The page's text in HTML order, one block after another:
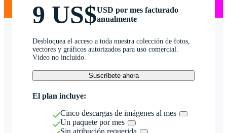
9 US$USD por mes facturado
anualmente
Desbloquea el acceso a toda nuestra colección de fotos,
vectores y gráficos autorizados para uso comercial.
Vídeo no incluido.
Suscríbete ahora
El plan incluye:
Cinco descargas de imágenes al mes
Un paquete por mes
Sin atribución requerida